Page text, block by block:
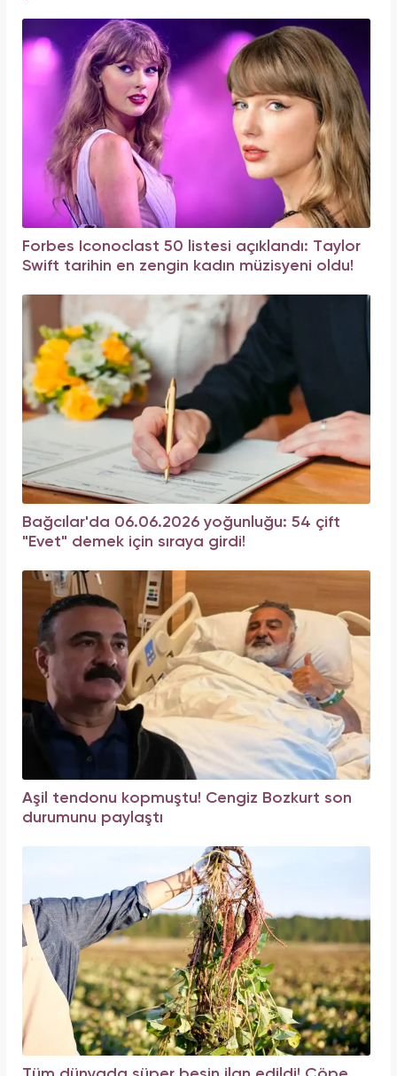
Forbes Iconoclast 50 listesi açıklandı: Taylor
Swift tarihin en zengin kadın müzisyeni oldu!
Bağcılar'da 06.06.2026 yoğunluğu: 54 çift
"Evet" demek için sıraya girdi!
Aşil tendonu kopmuştu! Cengiz Bozkurt son
durumunu paylaştı